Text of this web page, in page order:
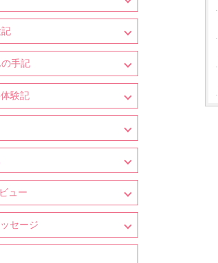
手記
験記
ュー
セージ